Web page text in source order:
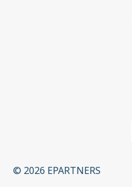
© 2026 EPARTNERS